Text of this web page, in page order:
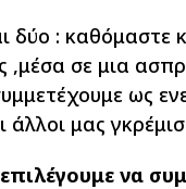
δύο : καθόμαστε
,μέσα σε μια
ως
άλλοι μας
να